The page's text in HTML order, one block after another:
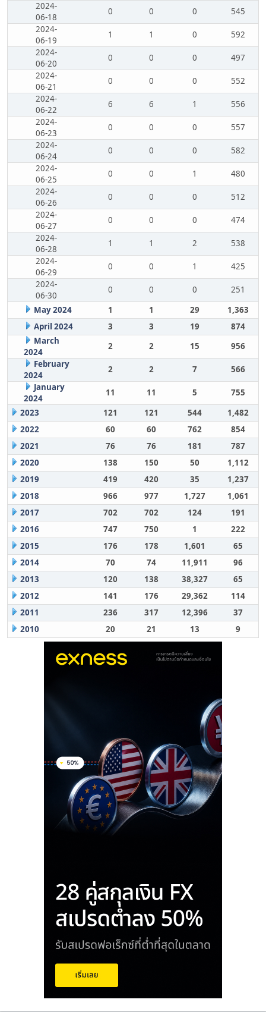
2024-
06-18
0 0 0
545
2024-
06-19
1 1 0
592
2024-
06-20
0 0 0
497
2024-
06-21
0 0 0
552
2024-
06-22
6 6 1
556
2024-
06-23
0 0 0
557
2024-
06-24
0 0 0
582
2024-
06-25
0 0 1
480
2024-
06-26
0 0 0
512
2024-
06-27
0 0 0
474
2024-
06-28
1 1 2
538
2024-
06-29
0 0 1
425
2024-
06-30
0 0 0
251
May 2024
1 1 29
1,363
April 2024
3 3 19
874
March
2024
2 2 15
956
February
2024
2 2 7
566
January
2024
11 11 5
755
2023
121 121 544
1,482
2022
60 60 762
854
2021
76 76 181
787
2020
138 150 50
1,112
2019
419 420 35
1,237
2018
966 977 1,727
1,061
2017
702 702 124
191
2016
747 750 1
222
2015
176 178 1,601
65
2014
70 74 11,911
96
2013
120 138 38,327
65
2012
141 176 29,362
114
2011
236 317 12,396
37
2010
20 21 13 9